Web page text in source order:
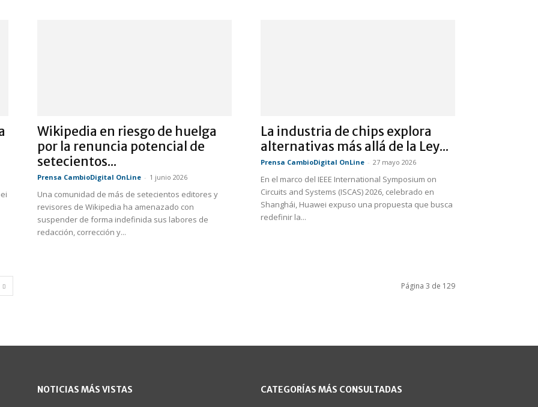
Wikipedia en riesgo de huelga
por la renuncia potencial de
setecientos...
Prensa CambioDigital OnLine - 1 junio 2026
Una comunidad de más de setecientos editores y
revisores de Wikipedia ha amenazado con
suspender de forma indefinida sus labores de
redacción, corrección y...
La industria de chips explora
alternativas más allá de la Ley...
Prensa CambioDigital OnLine - 27 mayo 2026
En el marco del IEEE International Symposium on
Circuits and Systems (ISCAS) 2026, celebrado en
Shanghái, Huawei expuso una propuesta que busca
redefinir la...
Página 3 de 129
NOTICIAS MÁS VISTAS CATEGORÍAS MÁS CONSULTADAS